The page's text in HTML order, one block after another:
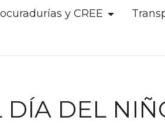
y CREE
DÍA DEL